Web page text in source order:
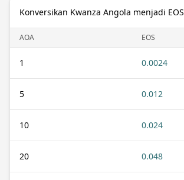
Konversikan Kwanza Angola menjadi EOS
AOA EOS
1 0.0024
5 0.012
10 0.024
20 0.048